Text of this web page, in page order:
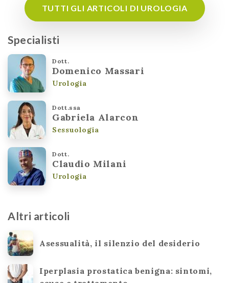
TUTTI GLI ARTICOLI DI UROLOGIA
Specialisti
Dott.
Domenico Massari
Urologia
Dott.ssa
Gabriela Alarcon
Sessuologia
Dott.
Claudio Milani
Urologia
Altri articoli
Asessualità, il silenzio del desiderio
Iperplasia prostatica benigna: sintomi,